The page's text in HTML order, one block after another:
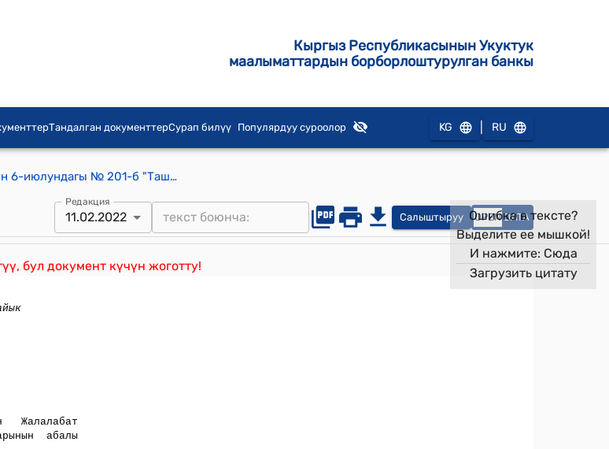
Кыргыз Республикасынын Укуктук
маалыматтардын борборлоштурулган банкы
Тандалган документтерСурап билүү Популярдуу суроолор KG RU
Кыргыз Республикасынын Өкмөтүнүн 2007-жылдын 6-июлундагы № 201-б "Ташкөмүр-Кербен автомобиль жолуна жакын жайгашкан Жалалабат облусунун Аксы районунун Тегене айылындагы үй курулуштарынын абалы жөнүндө маселени изилдөө максатында" Буйругу
Редакция
11.02.2022 Салыштыруу OPEN DATA
бул документ күчүн жоготту!
Ошибка в тексте?
Выделите ее мышкой!
И нажмите: Сюда
Загрузить цитату